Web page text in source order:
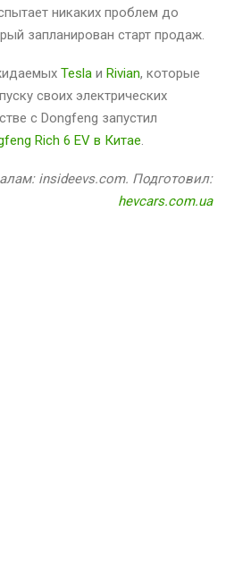
никаких проблем до
запланирован старт продаж.
Tesla и Rivian, которые
своих электрических
с Dongfeng запустил
Rich 6 EV в Китае.
insideevs.com. Подготовил:
hevcars.com.ua